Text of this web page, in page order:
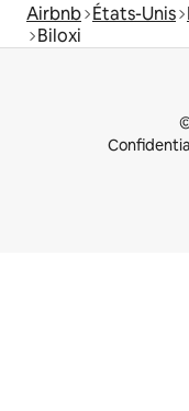
Airbnb États-Unis
Biloxi